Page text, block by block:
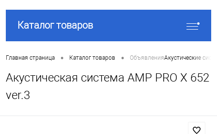
Каталог товаров
Главная страница • Каталог товаров • ОбъявленияАкустические
Акустическая система AMP PRO X 652
ver.3